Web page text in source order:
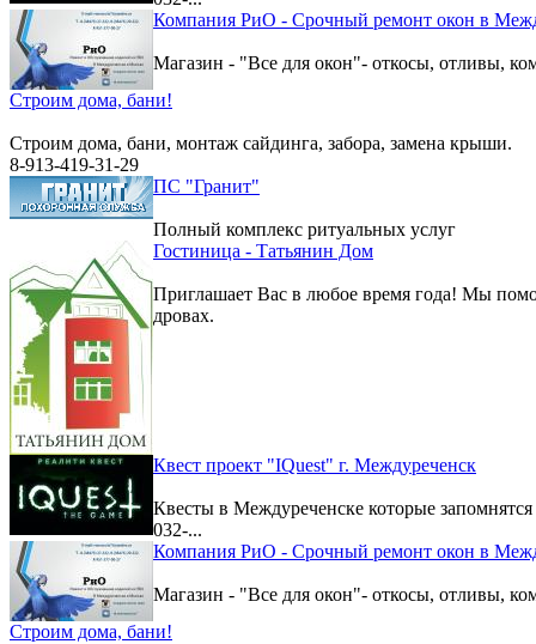
Компания РиО - Срочный ремонт окон в
Магазин - "Все для окон"- откосы, отливы,
Строим дома, бани!
Строим дома, бани, монтаж сайдинга, забора, замена крыши.
8-913-419-31-29
ПС "Гранит"
Полный комплекс ритуальных услуг
Гостиница - Татьянин Дом
Приглашает Вас в любое время года! Мы
дровах.
Квест проект "IQuest" г. Междуреченск
Квесты в Междуреченске которые
032-...
Компания РиО - Срочный ремонт окон в
Магазин - "Все для окон"- откосы, отливы,
Строим дома, бани!